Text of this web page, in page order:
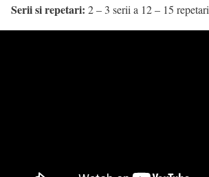
Serii si repetari: 2 – 3 serii a 12 – 15 repetari